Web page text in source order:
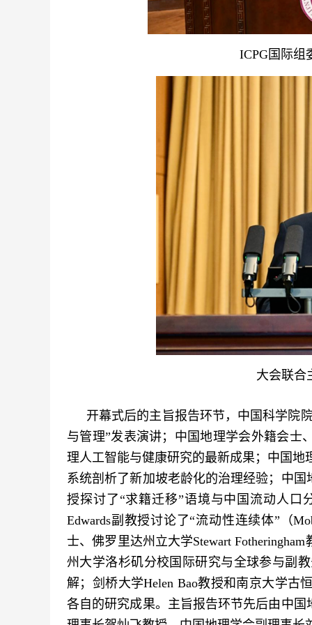
ICPG国际组
大会联合
开幕式后的主旨报告环节，中国科学院
与管理”发表演讲；中国地理学会外籍会士
理人工智能与健康研究的最新成果；中国
系统剖析了新加坡老龄化的治理经验；中
授探讨了“求籍迁移”语境与中国流动人口
Edwards副教授讨论了“流动性连续体”（
士、佛罗里达州立大学Stewart
州大学洛杉矶分校国际研究与全球参与副
解；剑桥大学Helen Bao教授和南京大学古
各自的研究成果。主旨报告环节先后由中